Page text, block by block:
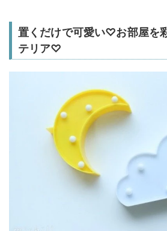
置くだけで可愛い♡お部屋を
テリア♡